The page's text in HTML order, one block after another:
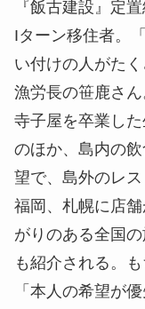
『飯古建設』定
Iターン移住者。
い付けの人がた
漁労長の笹鹿さん
寺子屋を卒業し
のほか、島内の
望で、島外のレ
福岡、札幌に店
がりのある全国
も紹介される。
「本人の希望が